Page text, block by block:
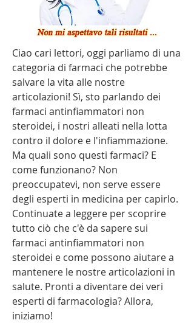
Ciao cari lettori, oggi parliamo di una
categoria di farmaci che potrebbe
salvare la vita alle nostre
articolazioni! Sì, sto parlando dei
farmaci antinfiammatori non
steroidei, i nostri alleati nella lotta
contro il dolore e l'infiammazione.
Ma quali sono questi farmaci? E
come funzionano? Non
preoccupatevi, non serve essere
degli esperti in medicina per capirlo.
Continuate a leggere per scoprire
tutto ciò che c'è da sapere sui
farmaci antinfiammatori non
steroidei e come possono aiutare a
mantenere le nostre articolazioni in
salute. Pronti a diventare dei veri
esperti di farmacologia? Allora,
iniziamo!